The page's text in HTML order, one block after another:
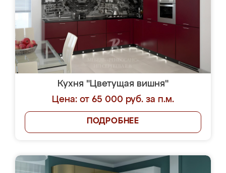
Кухня "Цветущая вишня"
Цена: от 65 000 руб. за п.м.
ПОДРОБНЕЕ